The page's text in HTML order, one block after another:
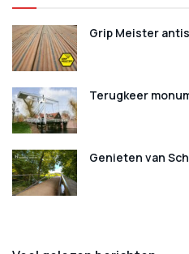
Grip Meister
Terugkeer
Genieten van